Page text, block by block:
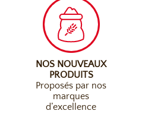
NOS NOUVEAUX
PRODUITS
Proposés par nos
marques
d’excellence